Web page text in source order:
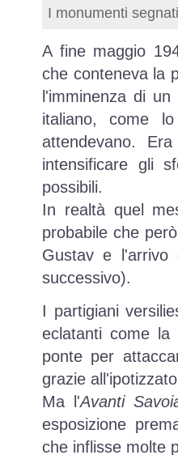
I monumenti
A fine maggio
che conteneva la
l'imminenza di
italiano, come
attendevano.
intensificare gli
possibili.
In realtà quel
probabile che
Gustav e l'arrivo
successivo).
I partigiani
eclatanti come
ponte per
grazie
Ma l'Avanti
esposizione
che inflisse molte